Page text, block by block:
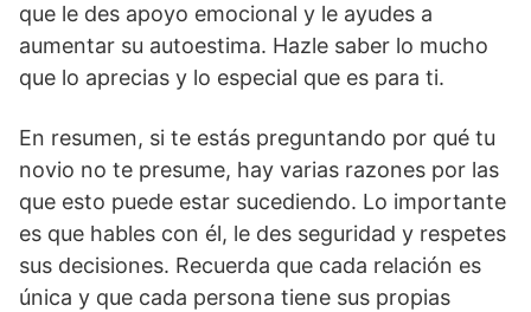
que le des apoyo emocional y le ayudes a
aumentar su autoestima. Hazle saber lo mucho
que lo aprecias y lo especial que es para ti.
En resumen, si te estás preguntando por qué tu
novio no te presume, hay varias razones por las
que esto puede estar sucediendo. Lo importante
es que hables con él, le des seguridad y respetes
sus decisiones. Recuerda que cada relación es
única y que cada persona tiene sus propias